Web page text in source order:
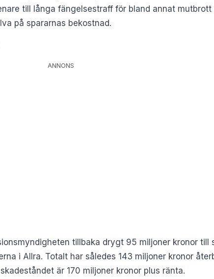
till långa fängelsestraff för bland annat
på spararnas bekostnad.
ANNONS
tillbaka drygt 95 miljoner kronor till
i Allra. Totalt har således 143 miljoner kronor
är 170 miljoner kronor plus ränta.